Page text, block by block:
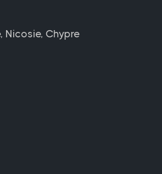
Nicosie, Chypre